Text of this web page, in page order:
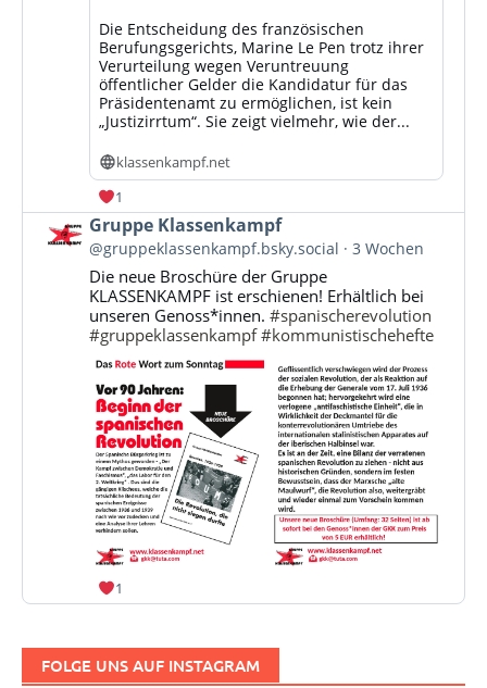
Die Entscheidung des französischen
Berufungsgerichts, Marine Le Pen trotz ihrer
Verurteilung wegen Veruntreuung
öffentlicher Gelder die Kandidatur für das
Präsidentenamt zu ermöglichen, ist kein
„Justizirrtum“. Sie zeigt vielmehr, wie der...
klassenkampf.net
1
Beitrag
von
Gruppe
Klassenkampf
Bluesky
ansehen
Gruppe Klassenkampf
@gruppeklassenkampf.bsky.social 3 Wochen
Die neue Broschüre der Gruppe
KLASSENKAMPF ist erschienen! Erhältlich bei
unseren Genoss*innen.#spanischerevolution
#gruppeklassenkampf #kommunistischehefte
1
FOLGE UNS AUF INSTAGRAM